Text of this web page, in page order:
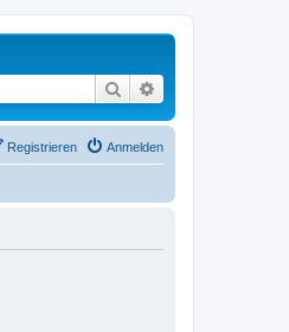
Suche
Anmelden
Registrieren